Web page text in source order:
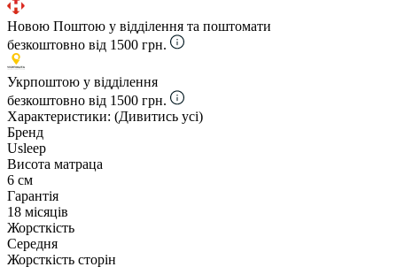
Новою Поштою у відділення та поштомати
безкоштовно від 1500 грн.
Укрпоштою у відділення
безкоштовно від 1500 грн.
Характеристики: (Дивитись усі)
Бренд
Usleep
Висота матраца
6 см
Гарантія
18 місяців
Жорсткість
Середня
Жорсткість сторін